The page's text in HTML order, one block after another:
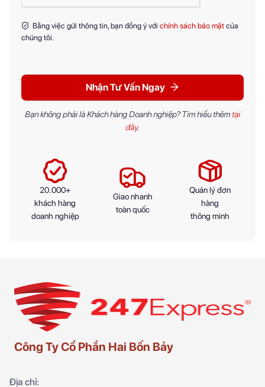
Bằng việc gửi thông tin, bạn đồng ý với chính sách bảo mật của
chúng tôi.
Nhận Tư Vấn Ngay
Bạn không phải là Khách hàng Doanh nghiệp? Tìm hiểu thêm tại
đây.
20.000+
khách hàng
doanh nghiệp
Giao nhanh
toàn quốc
Quản lý đơn
hàng
thông minh
Công Ty Cổ Phần Hai Bốn Bảy
Địa chỉ: